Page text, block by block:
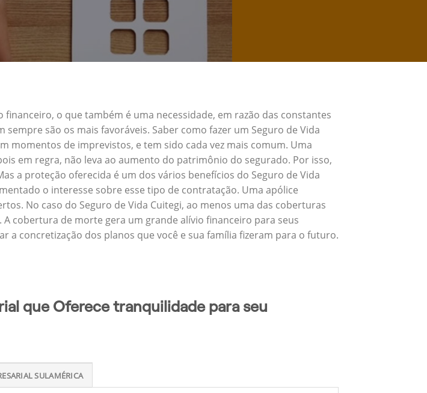
o que também é uma necessidade, em razão das constantes
são os mais favoráveis. Saber como fazer um Seguro de Vida
momentos de imprevistos, e tem sido cada vez mais comum. Uma
em regra, não leva ao aumento do patrimônio do segurado. Por isso,
a proteção oferecida é um dos vários benefícios do Seguro de Vida
o interesse sobre esse tipo de contratação. Uma apólice
No caso do Seguro de Vida Cuitegi, ao menos uma das coberturas
cobertura de morte gera um grande alívio financeiro para seus
a concretização dos planos que você e sua família fizeram para o futuro.
que Oferece tranquilidade para seu
SULAMÉRICA